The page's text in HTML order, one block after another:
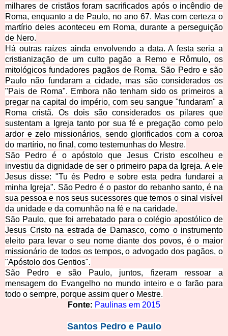
milhares de cristãos foram sacrificados após o incêndio de
Roma, enquanto a de Paulo, no ano 67. Mas com certeza o
martírio deles aconteceu em Roma, durante a perseguição
de Nero.
Há outras raízes ainda envolvendo a data. A festa seria a
cristianização de um culto pagão a Remo e Rômulo, os
mitológicos fundadores pagãos de Roma. São Pedro e são
Paulo não fundaram a cidade, mas são considerados os
"Pais de Roma". Embora não tenham sido os primeiros a
pregar na capital do império, com seu sangue "fundaram" a
Roma cristã. Os dois são considerados os pilares que
sustentam a Igreja tanto por sua fé e pregação como pelo
ardor e zelo missionários, sendo glorificados com a coroa
do martírio, no final, como testemunhas do Mestre.
São Pedro é o apóstolo que Jesus Cristo escolheu e
investiu da dignidade de ser o primeiro papa da Igreja. A ele
Jesus disse: "Tu és Pedro e sobre esta pedra fundarei a
minha Igreja". São Pedro é o pastor do rebanho santo, é na
sua pessoa e nos seus sucessores que temos o sinal visível
da unidade e da comunhão na fé e na caridade.
São Paulo, que foi arrebatado para o colégio apostólico de
Jesus Cristo na estrada de Damasco, como o instrumento
eleito para levar o seu nome diante dos povos, é o maior
missionário de todos os tempos, o advogado dos pagãos, o
"Apóstolo dos Gentios".
São Pedro e são Paulo, juntos, fizeram ressoar a
mensagem do Evangelho no mundo inteiro e o farão para
todo o sempre, porque assim quer o Mestre.
Fonte: Paulinas em 2015
Santos Pedro e Paulo